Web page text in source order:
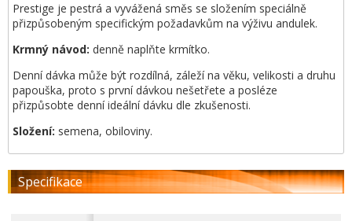
Prestige je pestrá a vyvážená směs se složením speciálně
přizpůsobeným specifickým požadavkům na výživu andulek.
Krmný návod: denně naplňte krmítko.
Denní dávka může být rozdílná, záleží na věku, velikosti a druhu
papouška, proto s první dávkou nešetřete a posléze
přizpůsobte denní ideální dávku dle zkušenosti.
Složení: semena, obiloviny.
Specifikace